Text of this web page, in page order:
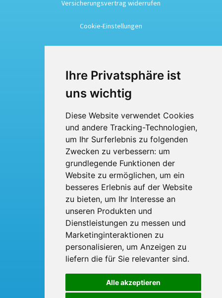
Ihre Privatsphäre ist
uns wichtig
Diese Website verwendet Cookies
und andere Tracking-Technologien,
um Ihr Surferlebnis zu folgenden
Zwecken zu verbessern: um
grundlegende Funktionen der
Website zu ermöglichen, um ein
besseres Erlebnis auf der Website
zu bieten, um Ihr Interesse an
unseren Produkten und
Dienstleistungen zu messen und
Marketinginteraktionen zu
personalisieren, um Anzeigen zu
liefern die für Sie relevanter sind.
Alle akzeptieren
Versicherungsvertrag widerrufen
Cookie-Einstellungen
Busmiete
Über uns
Kontakt
BTI Bröskamp-Touristik International
Heinrich Bröskamp e. K.
Berliner Ring 53
33428 Harsewinkel
Telefon: 05247 - 9231-0
Fax: 05247 - 9231-31
E-Mail:
info broeskamp-online.de